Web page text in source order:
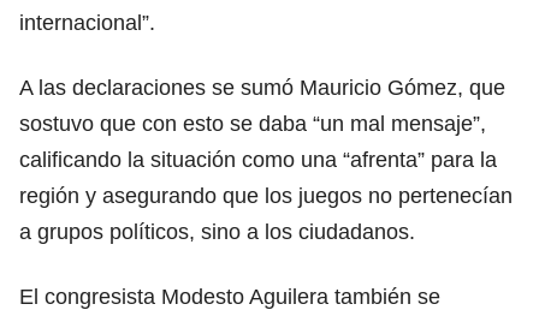
internacional”.
A las declaraciones se sumó Mauricio Gómez, que
sostuvo que con esto se daba “un mal mensaje”,
calificando la situación como una “afrenta” para la
región y asegurando que los juegos no pertenecían
a grupos políticos, sino a los ciudadanos.
El congresista Modesto Aguilera también se